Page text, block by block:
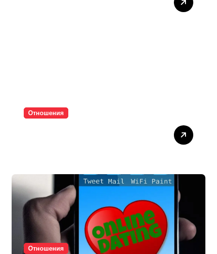
Отношения
Отношения